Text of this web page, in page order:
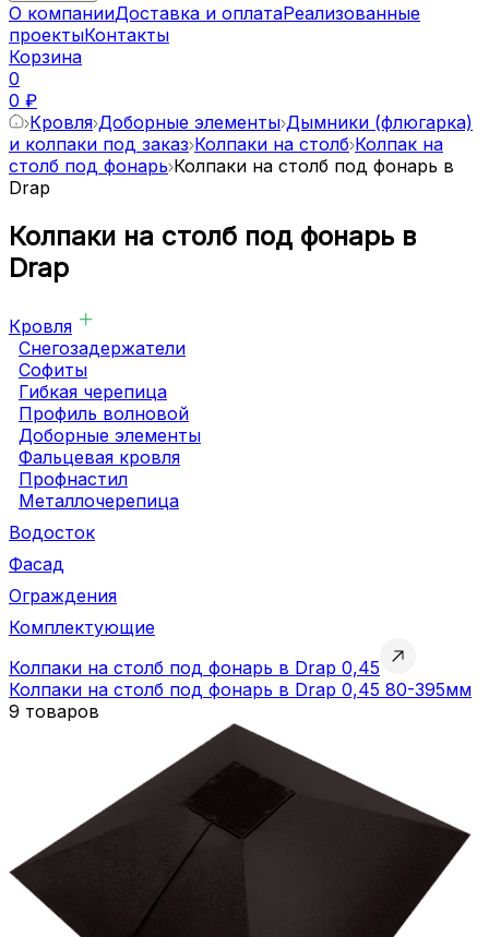
О компанииДоставка и оплатаРеализованные
проектыКонтакты
Корзина
0
0 ₽
Кровля Доборные элементы Дымники (флюгарка)
и колпаки под заказ Колпаки на столб Колпак на
столб под фонарь Колпаки на столб под фонарь в
Drap
Колпаки на столб под фонарь в
Drap
Кровля
Снегозадержатели
Софиты
Гибкая черепица
Профиль волновой
Доборные элементы
Фальцевая кровля
Профнастил
Металлочерепица
Водосток
Фасад
Ограждения
Комплектующие
Колпаки на столб под фонарь в Drap 0,45
Колпаки на столб под фонарь в Drap 0,45 80-395мм
9 товаров